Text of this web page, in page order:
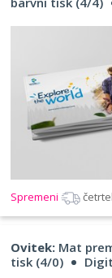
Spremeni
Ovitek: Mat
tisk (4/0)